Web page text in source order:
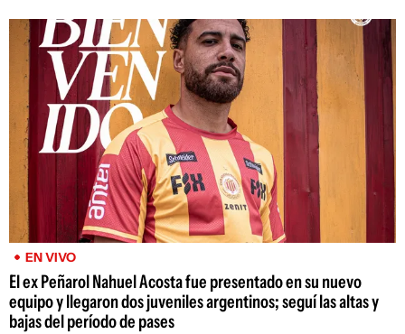
EN VIVO
El ex Peñarol Nahuel Acosta fue presentado en su nuevo
equipo y llegaron dos juveniles argentinos; seguí las altas y
bajas del período de pases